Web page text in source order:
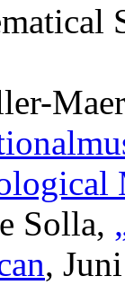
Solla,
,